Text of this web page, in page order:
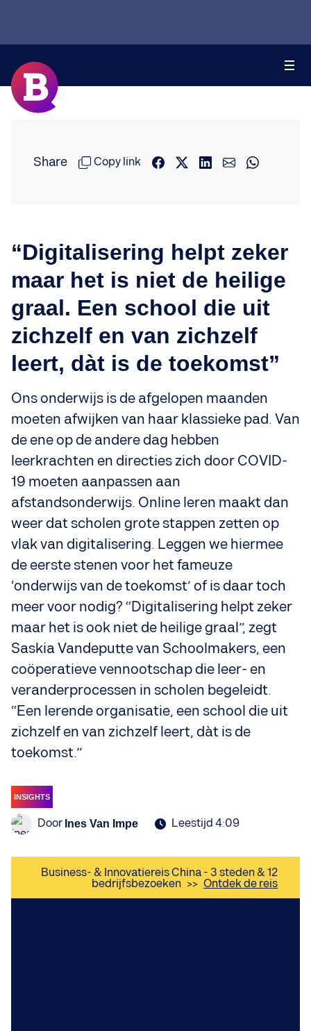
Share Copy link
“Digitalisering helpt zeker
maar het is niet de heilige
graal. Een school die uit
zichzelf en van zichzelf
leert, dàt is de toekomst”
Ons onderwijs is de afgelopen maanden
moeten afwijken van haar klassieke pad. Van
de ene op de andere dag hebben
leerkrachten en directies zich door COVID-
19 moeten aanpassen aan
afstandsonderwijs. Online leren maakt dan
weer dat scholen grote stappen zetten op
vlak van digitalisering. Leggen we hiermee
de eerste stenen voor het fameuze
‘onderwijs van de toekomst’ of is daar toch
meer voor nodig? “Digitalisering helpt zeker
maar het is ook niet de heilige graal”, zegt
Saskia Vandeputte van Schoolmakers, een
coöperatieve vennootschap die leer- en
veranderprocessen in scholen begeleidt.
“Een lerende organisatie, een school die uit
zichzelf en van zichzelf leert, dàt is de
toekomst.”
INSIGHTS
Door Ines Van Impe Leestijd 4:09
Business- & Innovatiereis China - 3 steden & 12
bedrijfsbezoeken >> Ontdek de reis